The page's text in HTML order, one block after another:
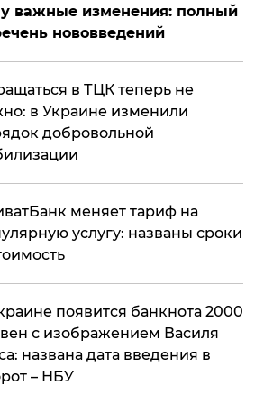
важные изменения: полный
нововведений
в ТЦК теперь не
в Украине изменили
добровольной
меняет тариф на
услугу: названы сроки
появится банкнота 2000
с изображением Василя
названа дата введения в
– НБУ